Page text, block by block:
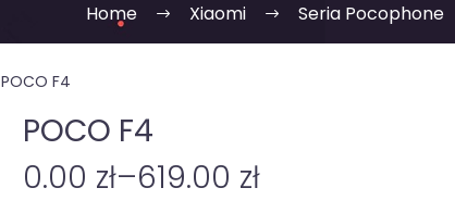
Home Xiaomi Seria Pocophone
POCO F4
POCO F4
0.00 zł–619.00 zł